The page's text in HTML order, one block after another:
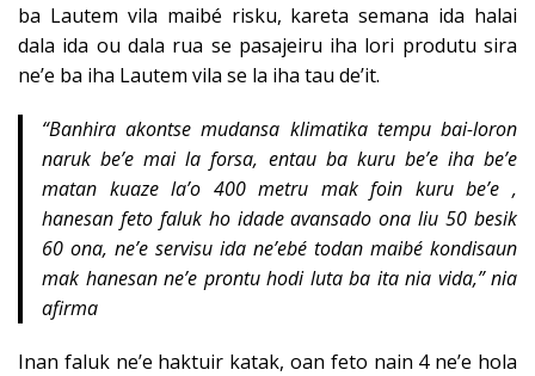
ba Lautem vila maibé risku, kareta semana ida halai
dala ida ou dala rua se pasajeiru iha lori produtu sira
ne’e ba iha Lautem vila se la iha tau de’it.
“Banhira akontse mudansa klimatika tempu bai-loron
naruk be’e mai la forsa, entau ba kuru be’e iha be’e
matan kuaze la’o 400 metru mak foin kuru be’e ,
hanesan feto faluk ho idade avansado ona liu 50 besik
60 ona, ne’e servisu ida ne’ebé todan maibé kondisaun
mak hanesan ne’e prontu hodi luta ba ita nia vida,” nia
afirma
Inan faluk ne’e haktuir katak, oan feto nain 4 ne’e hola